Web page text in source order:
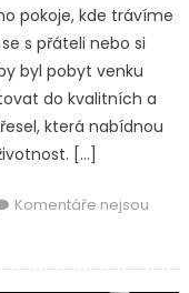
pokoje, kde trávíme
s přáteli nebo si
byl pobyt venku
do kvalitních a
která nabídnou
[…]
Komentáře nejsou